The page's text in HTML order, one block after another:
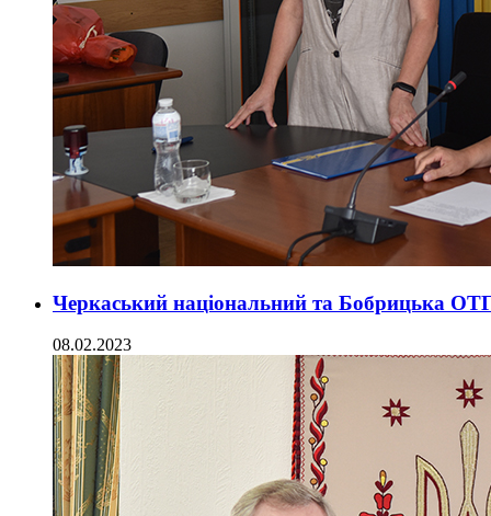
Черкаський національний та Бобрицька
08.02.2023